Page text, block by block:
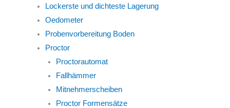
Lockerste und dichteste Lagerung
Oedometer
Probenvorbereitung Boden
Proctor
Proctorautomat
Fallhämmer
Mitnehmerscheiben
Proctor Formensätze